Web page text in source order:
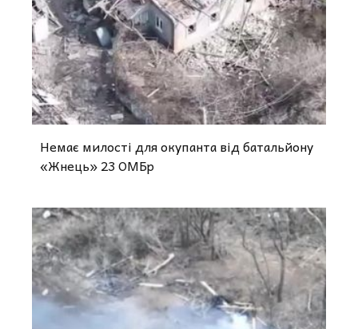
Немає милості для окупанта від батальйону
«Жнець» 23 ОМБр